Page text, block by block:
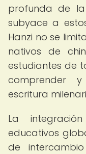
profunda de
subyace a
Hanzi no se
nativos de
estudiantes de
comprender
escritura
La
educativos
de